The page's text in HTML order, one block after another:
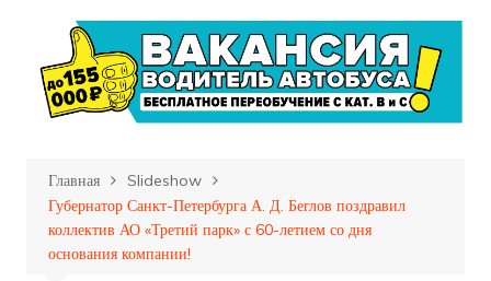
Главная
Slideshow
Губернатор Санкт-Петербурга А. Д. Беглов поздравил
коллектив АО «Третий парк» с 60-летием со дня
основания компании!